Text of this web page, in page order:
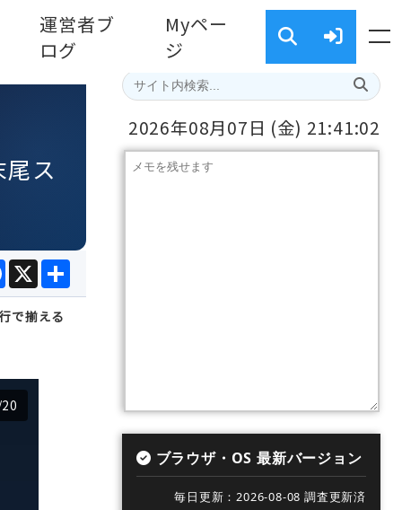
運営者ブ
ログ
Myペー
ジ
ス
X
Facebook
で揃える
2026年08月07日 (金) 21:41:04
ブラウザ・OS 最新バージョン
毎日更新：2026-08-08 調査更新済